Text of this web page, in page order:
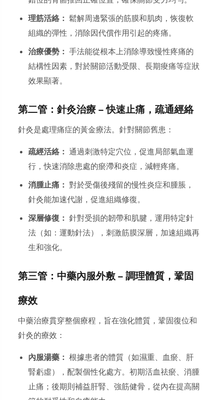
理筋活絡： 鬆解周邊緊張的筋膜和肌肉，恢復軟
組織的彈性，消除因代償作用引起的疼痛。
治療優勢： 手法能從根本上消除導致慢性疼痛的
結構性因素，對於關節活動受限、長期痠痛等症狀
效果顯著。
第二管：針灸治療 — 快速止痛，疏通經絡
針灸是處理痛症的黃金療法。針對關節舊患：
疏經活絡： 通過刺激特定穴位，促進局部氣血運
行，快速消除患處的瘀滯和炎症，減輕疼痛。
消腫止痛： 對於受傷後殘留的慢性炎症和腫脹，
針灸能加速代謝，促進組織修復。
深層修復： 針對受損的韌帶和肌腱，運用特定針
法（如：運動針法），刺激筋膜深層，加速組織再
生和強化。
第三管：中藥內服外敷 — 調理體質，鞏固
療效
中藥治療貫穿整個療程，旨在強化體質，鞏固復位和
針灸的療效：
內服湯藥： 根據患者的體質（如濕重、血瘀、肝
腎虧虛），配製個性化處方。初期活血祛瘀、消腫
止痛；後期則補益肝腎、強筋健骨，從內在提高關